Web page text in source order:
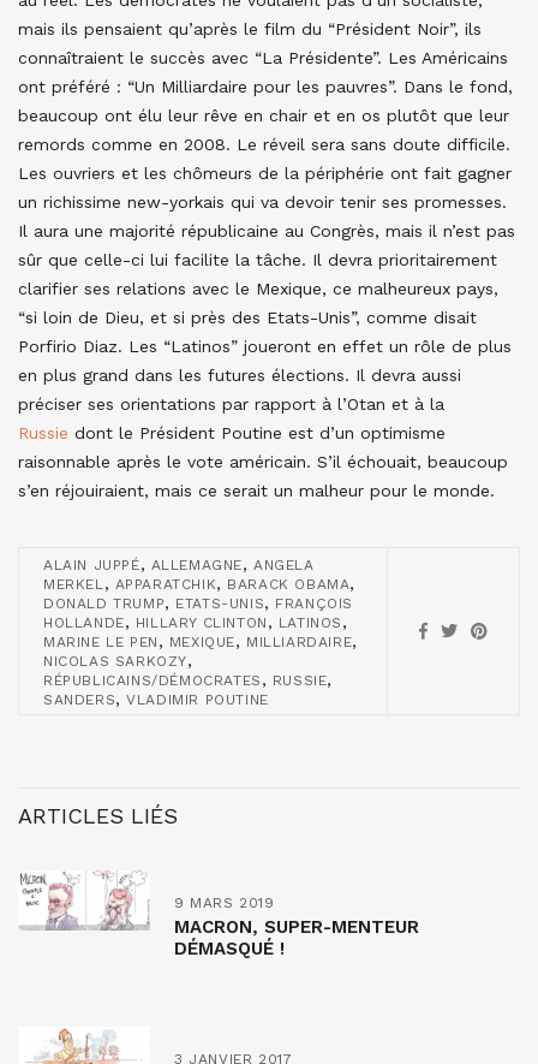
mais ils pensaient qu’après le film du “Président Noir”, ils
connaîtraient le succès avec “La Présidente”. Les Américains
ont préféré : “Un Milliardaire pour les pauvres”. Dans le fond,
beaucoup ont élu leur rêve en chair et en os plutôt que leur
remords comme en 2008. Le réveil sera sans doute difficile.
Les ouvriers et les chômeurs de la périphérie ont fait gagner
un richissime new-yorkais qui va devoir tenir ses promesses.
Il aura une majorité républicaine au Congrès, mais il n’est pas
sûr que celle-ci lui facilite la tâche. Il devra prioritairement
clarifier ses relations avec le Mexique, ce malheureux pays,
“si loin de Dieu, et si près des Etats-Unis”, comme disait
Porfirio Diaz. Les “Latinos” joueront en effet un rôle de plus
en plus grand dans les futures élections. Il devra aussi
préciser ses orientations par rapport à l’Otan et à la
Russie dont le Président Poutine est d’un optimisme
raisonnable après le vote américain. S’il échouait, beaucoup
s’en réjouiraient, mais ce serait un malheur pour le monde.
ALAIN JUPPÉ, ALLEMAGNE,ANGELA
MERKEL, APPARATCHIK, BARACK OBAMA,
DONALD TRUMP, ETATS-UNIS, FRANÇOIS
HOLLANDE, HILLARY CLINTON , LATINOS ,
MARINE LE PEN , MEXIQUE, MILLIARDAIRE,
NICOLAS SARKOZY,
RÉPUBLICAINS/DÉMOCRATES , RUSSIE,
SANDERS,VLADIMIR POUTINE
ARTICLES LIÉS
9 MARS 2019
MACRON, SUPER-MENTEUR
DÉMASQUÉ !
3 JANVIER 2017